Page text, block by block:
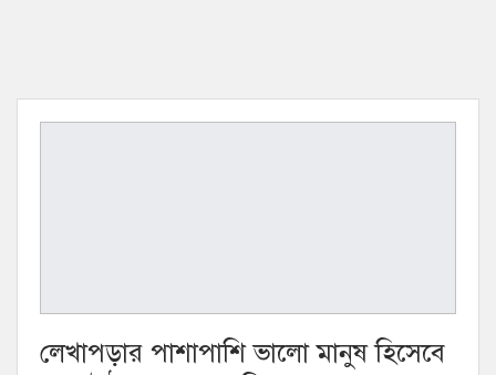
লেখাপড়ার পাশাপাশি ভালো মানুষ হিসেবে